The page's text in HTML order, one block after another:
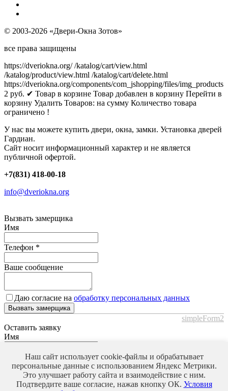
© 2003-2026 «Двери-Окна Зотов»
все права защищены
https://dveriokna.org/ /katalog/cart/view.html
/katalog/product/view.html /katalog/cart/delete.html
https://dveriokna.org/components/com_jshopping/files/img_products
2 руб. ✔ Товар в корзине Товар добавлен в корзину Перейти в
корзину Удалить Товаров: на сумму Количество товара
ограничено !
У нас вы можете купить двери, окна, замки. Установка дверей
Гардиан.
Сайт носит информационный характер и не является
публичной офертой.
+7(831) 418-00-18
info@dveriokna.org
Вызвать замерщика
Имя
Телефон *
Ваше сообщение
Даю согласие на обработку персональных данных
Вызвать замерщика
simpleForm2
Оставить заявку
Имя
Телефон*
Ваше сообщение
Наш сайт использует cookie-файлы и обрабатывает
персональные данные с использованием Яндекс Метрики.
Это улучшает работу сайта и взаимодействие с ним.
Подтвердите ваше согласие, нажав кнопку ОК. Условия